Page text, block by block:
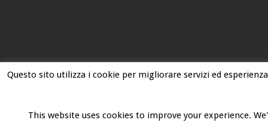
Questo sito utilizza i cookie per migliorare servizi ed
This website uses cookies to improve your experience.